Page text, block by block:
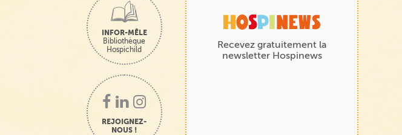
INFOR-MÊLE
Bibliothèque
Hospichild
REJOIGNEZ-
NOUS !
Recevez gratuitement la
newsletter Hospinews